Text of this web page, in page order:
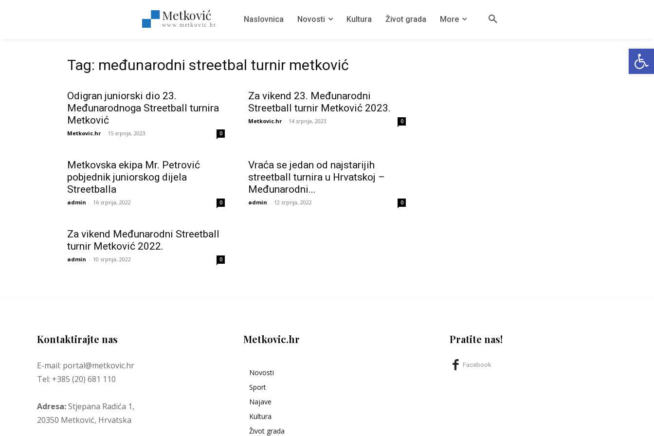
Metković
www.metkovic.hr
Naslovnica Novosti Kultura Život grada More
Tag: međunarodni streetbal turnir metković
Odigran juniorski dio 23.
Međunarodnoga Streetball turnira
Metković
Metkovic.hr - 15 srpnja, 2023 0
Za vikend 23. Međunarodni
Streetball turnir Metković 2023.
Metkovic.hr - 14 srpnja, 2023 0
Metkovska ekipa Mr. Petrović
pobjednik juniorskog dijela
Streetballa
admin - 16 srpnja, 2022 0
Vraća se jedan od najstarijih
streetball turnira u Hrvatskoj –
Međunarodni...
admin - 12 srpnja, 2022 0
Za vikend Međunarodni Streetball
turnir Metković 2022.
admin - 10 srpnja, 2022 0
Kontaktirajte nas
E-mail: portal@metkovic.hr
Tel: +385 (20) 681 110
Adresa:Stjepana Radića 1,
20350 Metković, Hrvatska
Metkovic.hr
Novosti
Sport
Najave
Kultura
Život grada
Pratite nas!
Facebook